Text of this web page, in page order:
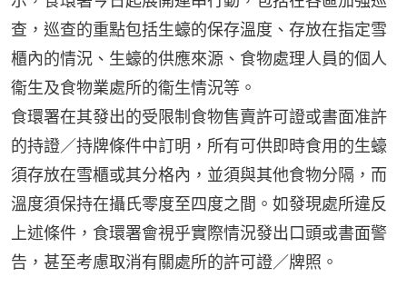
查，巡查的重點包括生蠔的保存溫度、存放在指定雪
櫃內的情況、生蠔的供應來源、食物處理人員的個人
衞生及食物業處所的衞生情況等。
食環署在其發出的受限制食物售賣許可證或書面准許
的持證／持牌條件中訂明，所有可供即時食用的生蠔
須存放在雪櫃或其分格內，並須與其他食物分隔，而
溫度須保持在攝氏零度至四度之間。如發現處所違反
上述條件，食環署會視乎實際情況發出口頭或書面警
告，甚至考慮取消有關處所的許可證／牌照。